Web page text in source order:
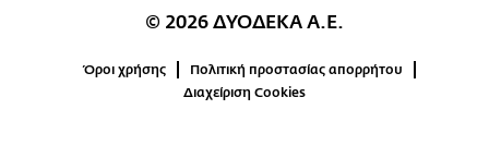
© 2026 ΔΥΟΔΕΚΑ Α.Ε.
Όροι χρήσης
Πολιτική προστασίας απορρήτου
Διαχείριση Cookies